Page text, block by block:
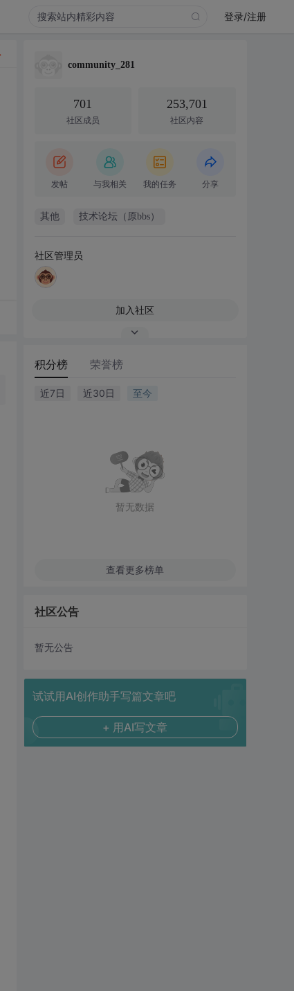
登录/注册
community_281
701
社区成员
253,701
社区内容
发帖 与我相关 我的任务 分享
其他 技术论坛（原bbs）
社区管理员
加入社区
积分榜 荣誉榜
近7日 近30日 至今
暂无数据
查看更多榜单
社区公告
暂无公告
试试用AI创作助手写篇文章吧
+ 用AI写文章